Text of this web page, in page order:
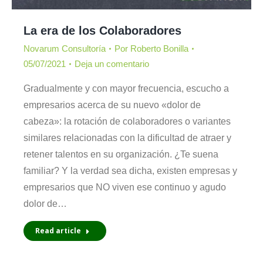
La era de los Colaboradores
Novarum Consultoría Por Roberto Bonilla
05/07/2021
Deja un comentario
Gradualmente y con mayor frecuencia, escucho a
empresarios acerca de su nuevo «dolor de
cabeza»: la rotación de colaboradores o variantes
similares relacionadas con la dificultad de atraer y
retener talentos en su organización. ¿Te suena
familiar? Y la verdad sea dicha, existen empresas y
empresarios que NO viven ese continuo y agudo
dolor de…
Read article